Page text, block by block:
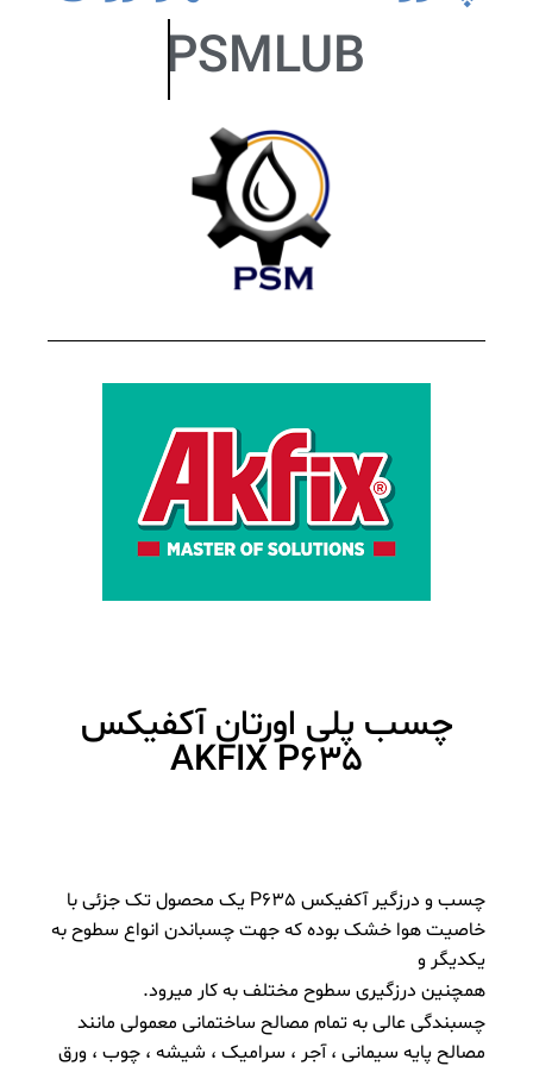
PSMLUB
چسب پلی اورتان آکفیکس
AKFIX P635
چسب و درزگیر آکفیکس P635 یک محصول تک جزئی با
خاصیت هوا خشک بوده که جهت چسباندن انواع سطوح به
یکدیگر و
همچنین درزگیری سطوح مختلفبه کار میرود.
چسبندگی عالی به تمام مصالح ساختمانی معمولی مانند
مصالح پایه سیمانی ، آجر ، سرامیک ، شیشه ، چوب ، ورق